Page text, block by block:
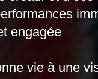
engagée
vie à une